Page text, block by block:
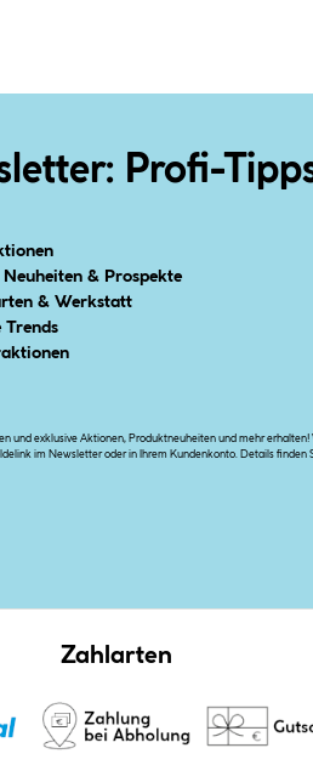
Profi-
& Prospekte
& Werkstatt
Trends
und exklusive Aktionen, Produktneuheiten und mehr
im Newsletter oder in Ihrem Kundenkonto. Details finden
Zahlarten